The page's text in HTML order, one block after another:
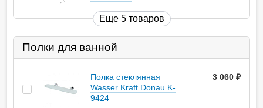
Еще 5 товаров
Полки для ванной
Полка стеклянная
Wasser Kraft Donau K-
9424
3 060